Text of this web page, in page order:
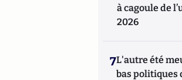
à cagoule de
2026
7L'autre été
bas politiques